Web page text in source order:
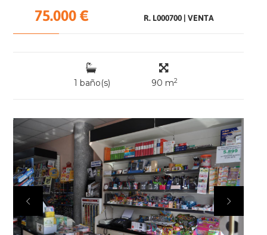
75.000 € R. L000700| VENTA
1 baño(s) 90 m2

